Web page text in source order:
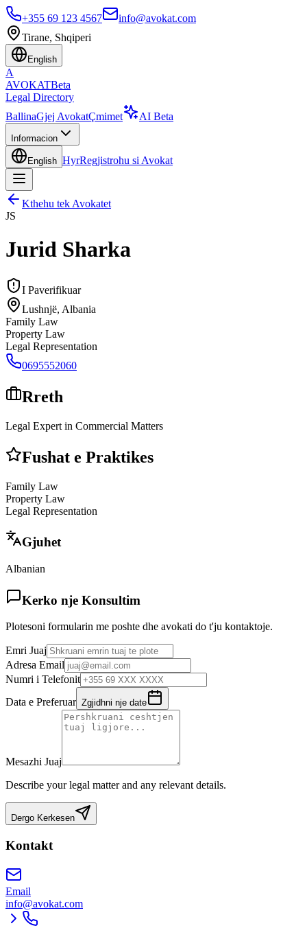
+355 69 123 4567
info@avokat.com
Tirane, Shqiperi
English
A
AVOKATBeta
Legal Directory
BallinaGjej AvokatÇmimet AI Beta
Informacion
English HyrRegjistrohu si Avokat
Kthehu tek Avokatet
JS
Jurid Sharka
I Paverifikuar
Lushnjë, Albania
Family Law
Property Law
Legal Representation
0695552060
Rreth
Legal Expert in Commercial Matters
Fushat e Praktikes
Family Law
Property Law
Legal Representation
Gjuhet
Albanian
Kerko nje Konsultim
Plotesoni formularin me poshte dhe avokati do t'ju kontaktoje.
Emri Juaj
Adresa Email
Numri i Telefonit
Data e Preferuar Zgjidhni nje date
Mesazhi Juaj
Describe your legal matter and any relevant details.
Dergo Kerkesen
Kontakt
Email
info@avokat.com